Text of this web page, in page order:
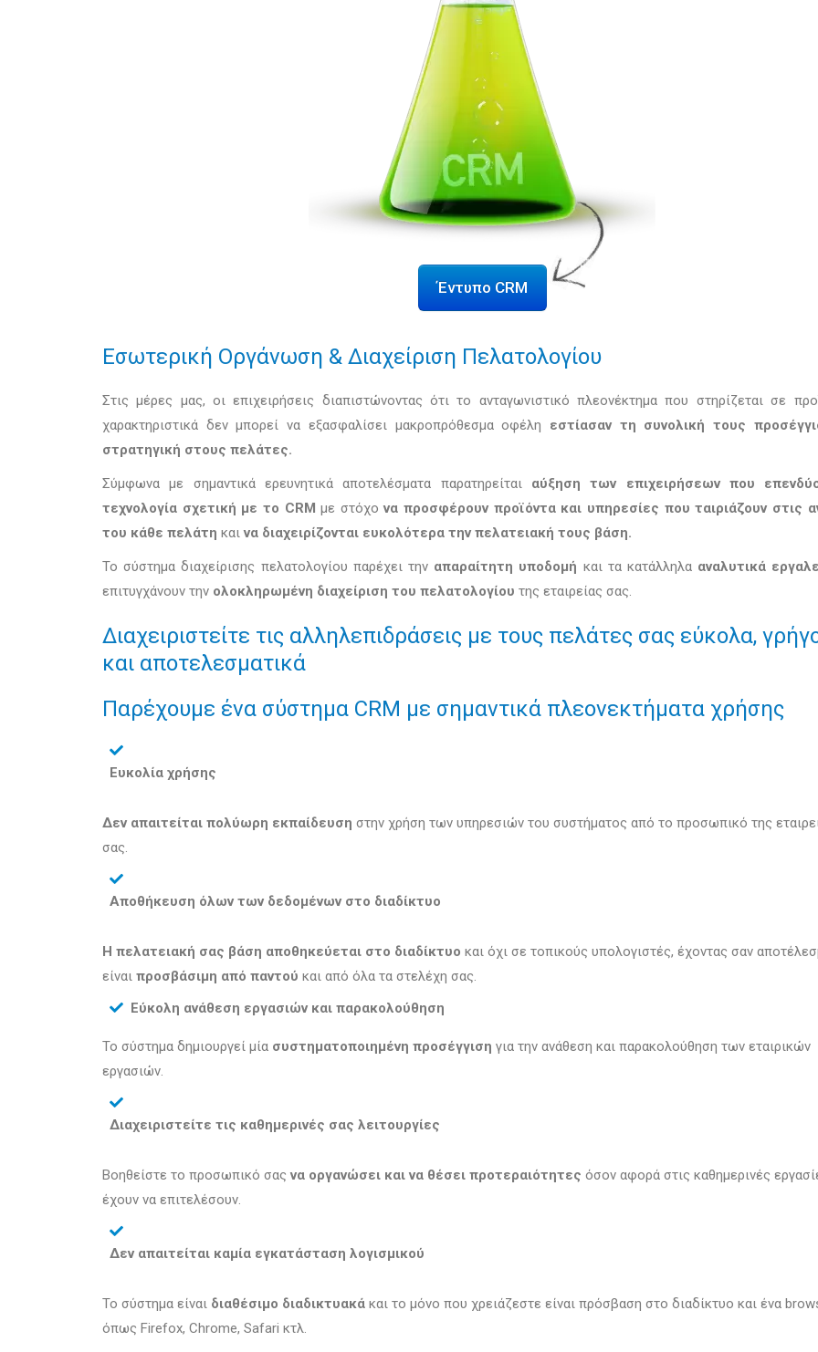
Έντυπο CRM
Εσωτερική Οργάνωση & Διαχείριση Πελατολογίου
Στις μέρες μας, οι επιχειρήσεις διαπιστώνοντας ότι το ανταγωνιστικό πλεονέκτημα που στηρίζεται σε
χαρακτηριστικά δεν μπορεί να εξασφαλίσει μακροπρόθεσμα οφέλη εστίασαν τη συνολική τους
στρατηγική στους πελάτες.
Σύμφωνα με σημαντικά ερευνητικά αποτελέσματα παρατηρείται αύξηση των επιχειρήσεων που
τεχνολογία σχετική με το CRM με στόχονα προσφέρουν προϊόντα και υπηρεσίες που ταιριάζουν στις
του κάθε πελάτη καινα διαχειρίζονται ευκολότερα την πελατειακή τους βάση.
Το σύστημα διαχείρισης πελατολογίου παρέχει την απαραίτητη υποδομή και τα κατάλληλα αναλυτικά
επιτυγχάνουν την ολοκληρωμένη διαχείριση του πελατολογίου της εταιρείας σας.
Διαχειριστείτε τις αλληλεπιδράσεις με τους πελάτες σας εύκολα,
και αποτελεσματικά
Παρέχουμε ένα σύστημα CRM με σημαντικά πλεονεκτήματα χρήσης
Ευκολία χρήσης
Δεν απαιτείται πολύωρη εκπαίδευση στην χρήση των υπηρεσιών του συστήματος από το προσωπικό της
σας.
Αποθήκευση όλων των δεδομένων στο διαδίκτυο
Η πελατειακή σας βάση αποθηκεύεται στο διαδίκτυο και όχι σε τοπικούς υπολογιστές, έχοντας σαν
είναι προσβάσιμη από παντού και από όλα τα στελέχη σας.
Εύκολη ανάθεση εργασιών και παρακολούθηση
Το σύστημα δημιουργεί μία συστηματοποιημένη προσέγγιση για την ανάθεση και παρακολούθηση των εταιρικών
εργασιών.
Διαχειριστείτε τις καθημερινές σας λειτουργίες
Βοηθείστε το προσωπικό σαςνα οργανώσει και να θέσει προτεραιότητες όσον αφορά στις καθημερινές
έχουν να επιτελέσουν.
Δεν απαιτείται καμία εγκατάσταση λογισμικού
Το σύστημα είναι διαθέσιμο διαδικτυακά και το μόνο που χρειάζεστε είναι πρόσβαση στο διαδίκτυο και ένα
όπως Firefox, Chrome, Safari κτλ.